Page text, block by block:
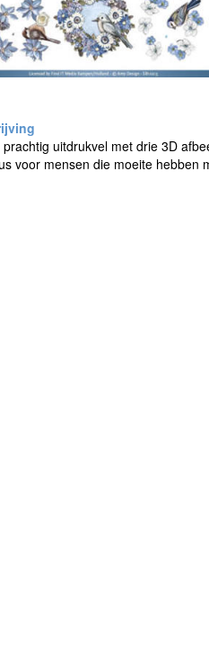
uitdrukvel met drie 3D
voor mensen die moeite hebben